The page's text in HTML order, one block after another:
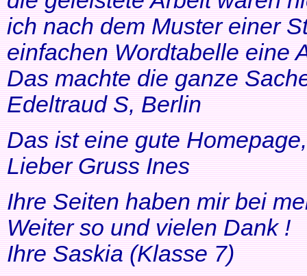
ich nach dem Muster einer
einfachen Wordtabelle eine
Das machte die ganze
Edeltraud S, Berlin
Das ist eine gute
Lieber Gruss Ines
Ihre Seiten haben mir bei
Weiter so und vielen Dank !
Ihre Saskia (Klasse 7)